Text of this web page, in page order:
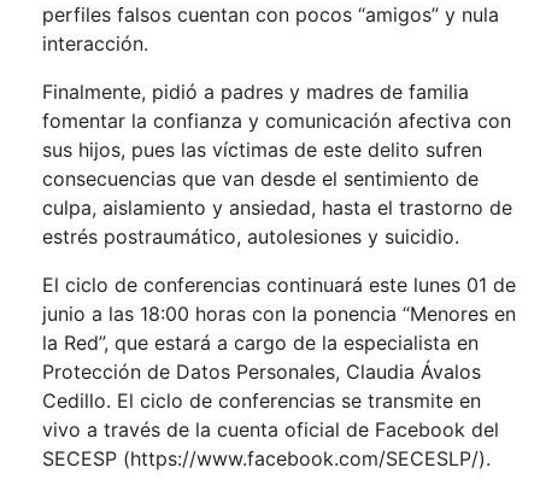
perfiles falsos cuentan con pocos “amigos” y nula
interacción.
Finalmente, pidió a padres y madres de familia
fomentar la confianza y comunicación afectiva con
sus hijos, pues las víctimas de este delito sufren
consecuencias que van desde el sentimiento de
culpa, aislamiento y ansiedad, hasta el trastorno de
estrés postraumático, autolesiones y suicidio.
El ciclo de conferencias continuará este lunes 01 de
junio a las 18:00 horas con la ponencia “Menores en
la Red”, que estará a cargo de la especialista en
Protección de Datos Personales, Claudia Ávalos
Cedillo. El ciclo de conferencias se transmite en
vivo a través de la cuenta oficial de Facebook del
SECESP (https://www.facebook.com/SECESLP/).